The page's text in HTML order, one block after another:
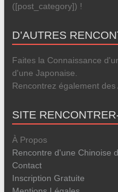
([post_category]) !
D’AUTRES
Faites la Connaissance
d'une Japonaise.
Rencontrez également
SITE
À Propos
Rencontre d'une Chinoise
Contact
Inscription Gratuite